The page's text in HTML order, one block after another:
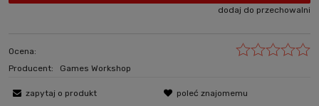
dodaj do przechowalni
Ocena:
Producent:
Games Workshop
zapytaj o produkt poleć znajomemu